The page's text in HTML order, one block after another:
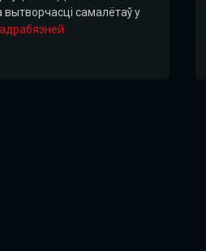
вытворчасці самалётаў у